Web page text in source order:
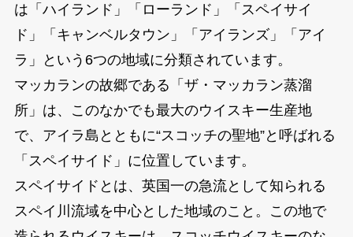
は「ハイランド」「ローランド」「スペイサイ
ド」「キャンベルタウン」「アイランズ」「アイ
ラ」という6つの地域に分類されています。
マッカランの故郷である「ザ・マッカラン蒸溜
所」は、このなかでも最大のウイスキー生産地
で、アイラ島とともに“スコッチの聖地”と呼ばれる
「スペイサイド」に位置しています。
スペイサイドとは、英国一の急流として知られる
スペイ川流域を中心とした地域のこと。この地で